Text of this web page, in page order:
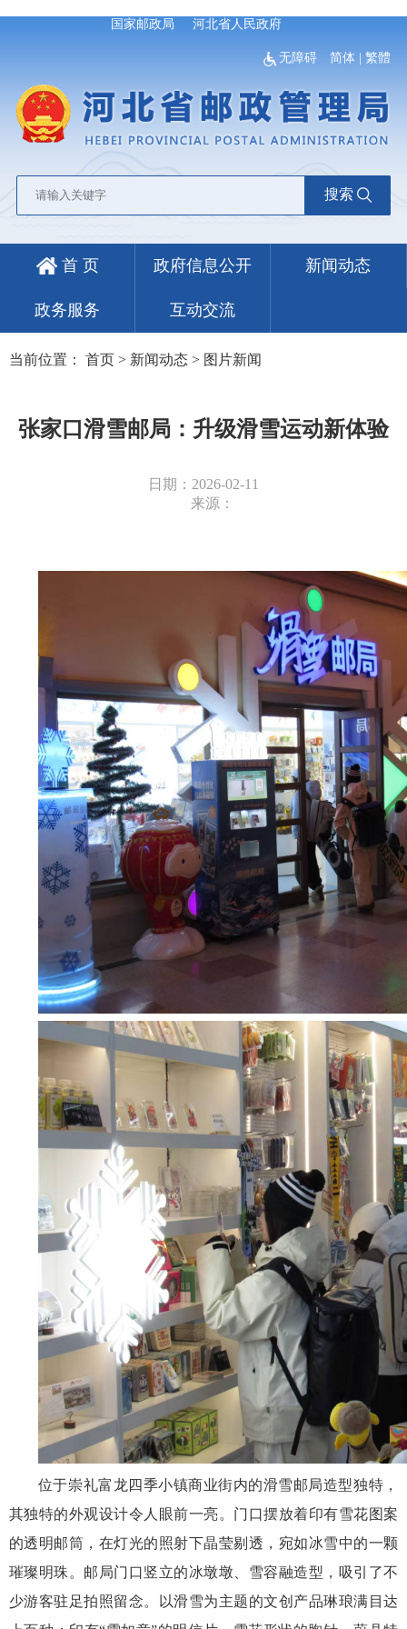
国家邮政局 河北省人民政府
无障碍 简体 |繁體
搜索
首 页 政府信息公开 新闻动态
政务服务 互动交流
当前位置： 首页 > 新闻动态 > 图片新闻
张家口滑雪邮局：升级滑雪运动新体验
日期：2026-02-11
来源：
位于崇礼富龙四季小镇商业街内的滑雪邮局造型独特 ，
其独特的外观设计令人眼前一亮。门口摆放着印有雪花图案
的透明邮筒，在灯光的照射下晶莹剔透，宛如冰雪中的一颗
璀璨明珠。邮局门口竖立的冰墩墩、雪容融造型，吸引了不
少游客驻足拍照留念。以滑雪为主题的文创产品琳琅满目达